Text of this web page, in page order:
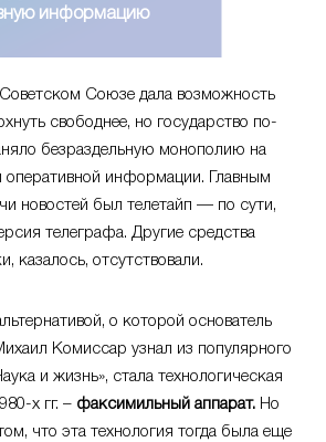
информацию
Союзе дала возможность
свободнее, но государство по-
безраздельную монополию на
оперативной информации. Главным
новостей был телетайп — по сути,
телеграфа. Другие средства
казалось, отсутствовали.
о которой основатель
Комиссар узнал из популярного
и жизнь», стала технологическая
х гг. – факсимильный аппарат.Но
что эта технология тогда была еще